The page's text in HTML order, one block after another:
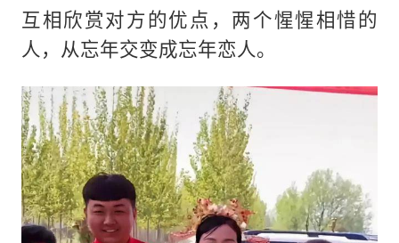
互相欣赏对方的优点，两个惺惺相惜的
人，从忘年交变成忘年恋人。